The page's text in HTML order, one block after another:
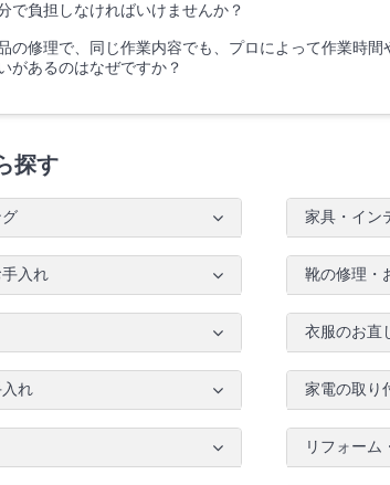
で負担しなければいけませんか？
の修理で、同じ作業内容でも、プロによって作業時間
があるのはなぜですか？
探す
家具・イン
入れ 靴の修理・
衣服のお直
れ 家電の取り
リフォーム